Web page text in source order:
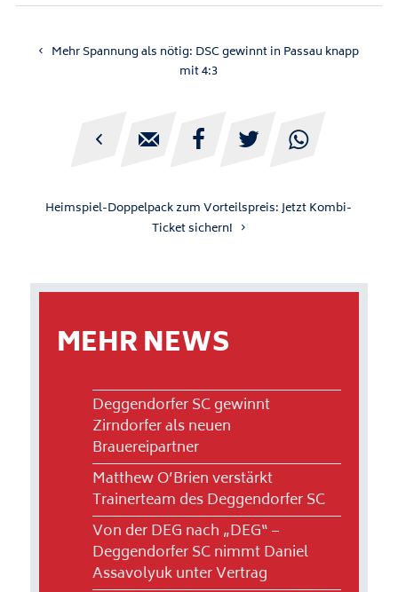
Mehr Spannung als nötig: DSC gewinnt in Passau knapp
mit 4:3
    
Heimspiel-Doppelpack zum Vorteilspreis: Jetzt Kombi-
Ticket sichern!
MEHR NEWS
Deggendorfer SC gewinnt
Zirndorfer als neuen
Brauereipartner
Matthew O’Brien verstärkt
Trainerteam des Deggendorfer SC
Von der DEG nach „DEG“ –
Deggendorfer SC nimmt Daniel
Assavolyuk unter Vertrag